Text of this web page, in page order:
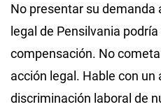
No presentar su demanda
legal de Pensilvania
compensación. No
acción legal. Hable con un
discriminación laboral de